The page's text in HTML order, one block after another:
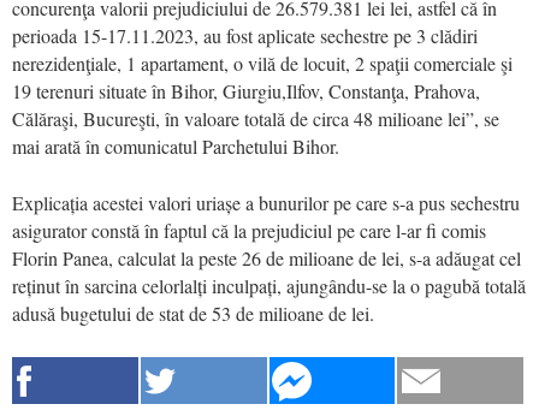
concurenţa valorii prejudiciului de 26.579.381 lei lei, astfel că în
perioada 15-17.11.2023, au fost aplicate sechestre pe 3 clădiri
nerezidenţiale, 1 apartament, o vilă de locuit, 2 spaţii comerciale şi
19 terenuri situate în Bihor, Giurgiu,Ilfov, Constanţa, Prahova,
Călăraşi, Bucureşti, în valoare totală de circa 48 milioane lei”, se
mai arată în comunicatul Parchetului Bihor.
Explicația acestei valori uriașe a bunurilor pe care s-a pus sechestru
asigurator constă în faptul că la prejudiciul pe care l-ar fi comis
Florin Panea, calculat la peste 26 de milioane de lei, s-a adăugat cel
reținut în sarcina celorlalți inculpați, ajungându-se la o pagubă totală
adusă bugetului de stat de 53 de milioane de lei.